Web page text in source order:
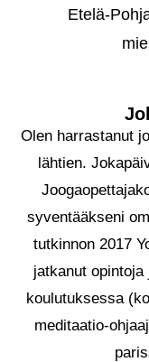
Etelä-
Olen harrastanut
lähtien.
syventääkseni
tutkinnon 2017
jatkanut opintoja
koulutuksessa
meditaatio-